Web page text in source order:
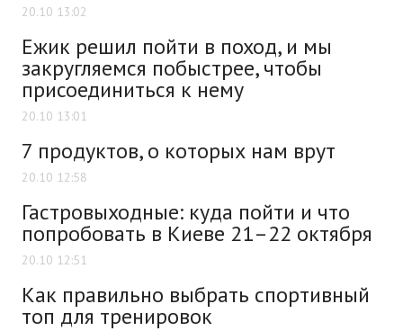
20.10 13:02
Ежик решил пойти в поход, и мы
закругляемся побыстрее, чтобы
присоединиться к нему
20.10 13:01
7 продуктов, о которых нам врут
20.10 12:58
Гастровыходные: куда пойти и что
попробовать в Киеве 21–22 октября
20.10 12:51
Как правильно выбрать спортивный
топ для тренировок